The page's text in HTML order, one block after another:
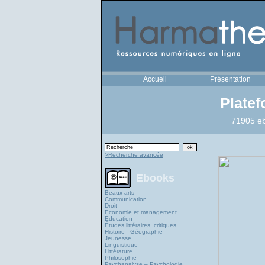
Accueil Présentation
71905
>Recherche avancée
Ebooks
Beaux-arts
Communication
Droit
Economie et management
Education
Études littéraires, critiques
Histoire - Géographie
Jeunesse
Linguistique
Littérature
Philosophie